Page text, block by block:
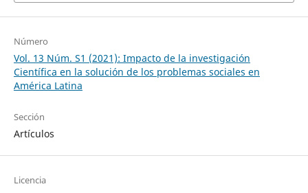
Número
Vol. 13 Núm. S1 (2021): Impacto de la investigación
Científica en la solución de los problemas sociales en
América Latina
Sección
Artículos
Licencia